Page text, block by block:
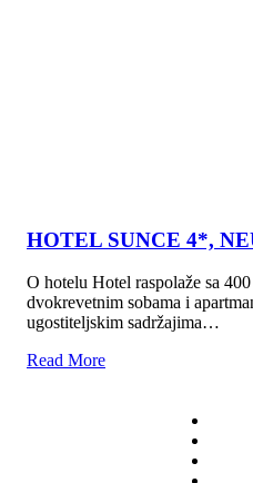
HOTEL SUNCE 4*,
O hotelu Hotel raspolaže sa
dvokrevetnim sobama i
ugostiteljskim sadržajima…
Read More